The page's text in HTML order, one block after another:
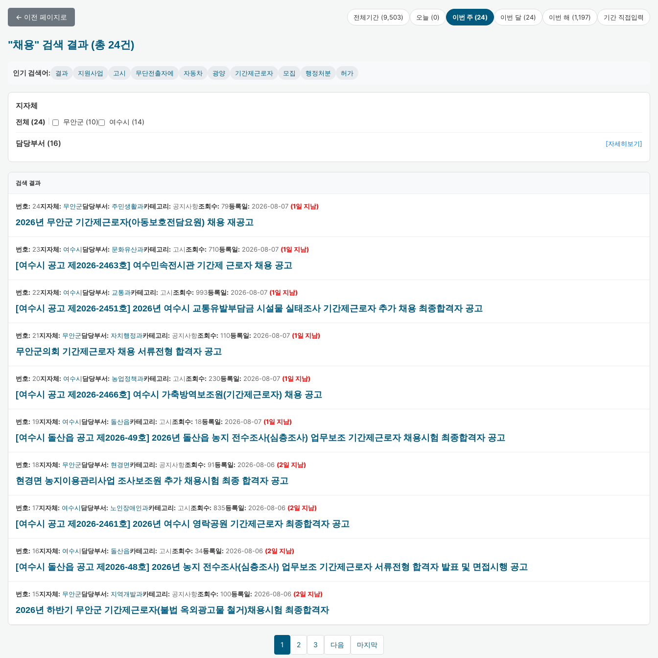
← 이전 페이지로 전체기간 (9,503) 오늘 (0) 이번 주 (24) 이번 달 (24) 이번 해 (1,197) 기간 직접입력
"채용" 검색 결과 (총 24건)
인기 검색어: 결과 지원사업 고시 무단전출자에 자동차 광양 기간제근로자 모집 행정처분 허가
지자체
전체 (24) 무안군 (10) 여수시 (14)
담당부서 (16) [자세히보기]
검색 결과
번호: 24지자체: 무안군담당부서: 주민생활과카테고리: 공지사항조회수: 79등록일: 2026-08-07 (1일 지남)
2026년 무안군 기간제근로자(아동보호전담요원) 채용 재공고
번호: 23지자체: 여수시담당부서: 문화유산과카테고리: 고시조회수: 710등록일: 2026-08-07 (1일 지남)
[여수시 공고 제2026-2463호] 여수민속전시관 기간제 근로자 채용 공고
번호: 22지자체: 여수시담당부서: 교통과카테고리: 고시조회수: 993등록일: 2026-08-07 (1일 지남)
[여수시 공고 제2026-2451호] 2026년 여수시 교통유발부담금 시설물 실태조사 기간제근로자 추가 채용 최종합격자 공고
번호: 21지자체: 무안군담당부서: 자치행정과카테고리: 공지사항조회수: 110등록일: 2026-08-07 (1일 지남)
무안군의회 기간제근로자 채용 서류전형 합격자 공고
번호: 20지자체: 여수시담당부서: 농업정책과카테고리: 고시조회수: 230등록일: 2026-08-07 (1일 지남)
[여수시 공고 제2026-2466호] 여수시 가축방역보조원(기간제근로자) 채용 공고
번호: 19지자체: 여수시담당부서: 돌산읍카테고리: 고시조회수: 18등록일: 2026-08-07 (1일 지남)
[여수시 돌산읍 공고 제2026-49호] 2026년 돌산읍 농지 전수조사(심층조사) 업무보조 기간제근로자 채용시험 최종합격자 공고
번호: 18지자체: 무안군담당부서: 현경면카테고리: 공지사항조회수: 91등록일: 2026-08-06 (2일 지남)
현경면 농지이용관리사업 조사보조원 추가 채용시험 최종 합격자 공고
번호: 17지자체: 여수시담당부서: 노인장애인과카테고리: 고시조회수: 835등록일: 2026-08-06 (2일 지남)
[여수시 공고 제2026-2461호] 2026년 여수시 영락공원 기간제근로자 최종합격자 공고
번호: 16지자체: 여수시담당부서: 돌산읍카테고리: 고시조회수: 34등록일: 2026-08-06 (2일 지남)
[여수시 돌산읍 공고 제2026-48호] 2026년 농지 전수조사(심층조사) 업무보조 기간제근로자 서류전형 합격자 발표 및 면접시행 공고
번호: 15지자체: 무안군담당부서: 지역개발과카테고리: 공지사항조회수: 100등록일: 2026-08-06 (2일 지남)
2026년 하반기 무안군 기간제근로자(불법 옥외광고물 철거)채용시험 최종합격자
1 2 3 다음 마지막